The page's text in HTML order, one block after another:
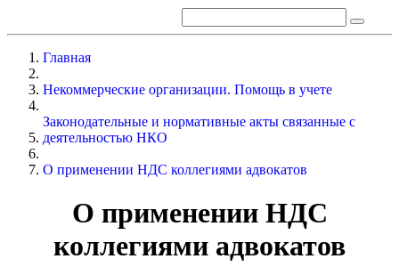
Главная
Некоммерческие организации. Помощь в учете
Законодательные и нормативные акты связанные с
деятельностью НКО
О применении НДС коллегиями адвокатов
О применении НДС
коллегиями адвокатов